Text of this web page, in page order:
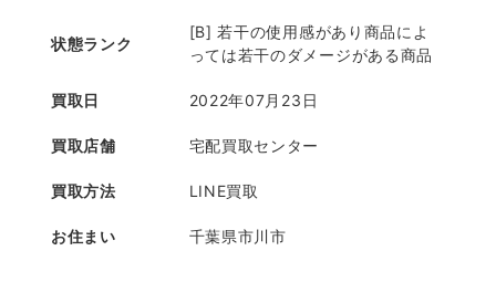
状態ランク
[B] 若干の使用感があり商品によ
っては若干のダメージがある商品
買取日 2022年07月23日
買取店舗 宅配買取センター
買取方法 LINE買取
お住まい 千葉県市川市